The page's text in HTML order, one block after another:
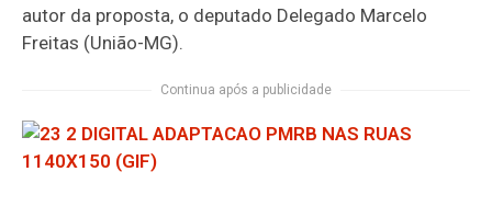
autor da proposta, o deputado Delegado Marcelo
Freitas (União-MG).
Continua após a publicidade